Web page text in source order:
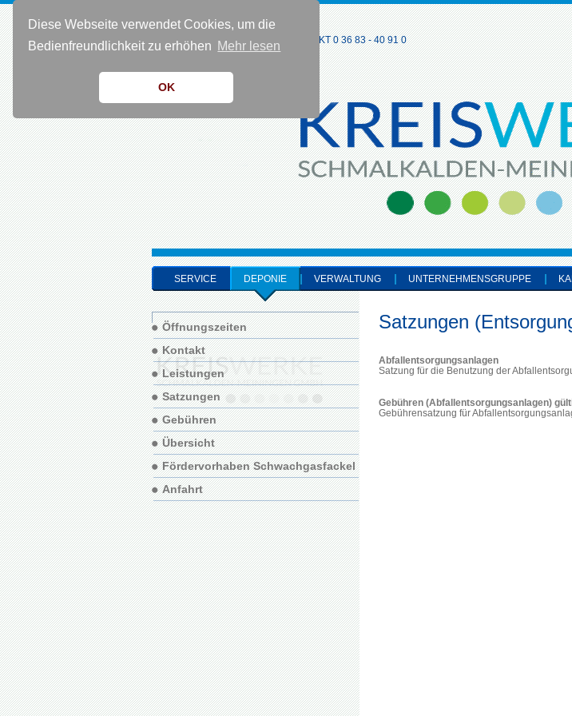
Diese Webseite verwendet Cookies, um die
Bedienfreundlichkeit zu erhöhen Mehr lesen
OK
KONTAKT 0 36 83 - 40 91 0
SERVICE DEPONIE VERWALTUNG UNTERNEHMENSGRUPPE
Satzungen
Abfallentsorgungsanlagen
Satzung für die Benutzung der
Gebühren (Abfallentsorgungsanlagen)
Gebührensatzung für
Öffnungszeiten
Kontakt
Leistungen
Satzungen
Gebühren
Übersicht
Fördervorhaben Schwachgasfackel
Anfahrt